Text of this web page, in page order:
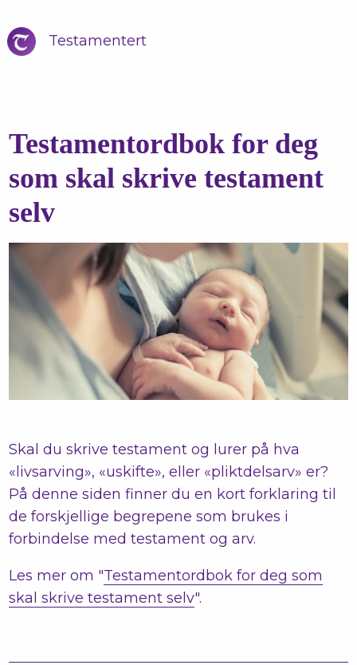
Testamentert
Testamentordbok for deg
som skal skrive testament
selv
Skal du skrive testament og lurer på hva
«livsarving», «uskifte», eller «pliktdelsarv» er?
På denne siden finner du en kort forklaring til
de forskjellige begrepene som brukes i
forbindelse med testament og arv.
Les mer om "Testamentordbok for deg som
skal skrive testament selv".